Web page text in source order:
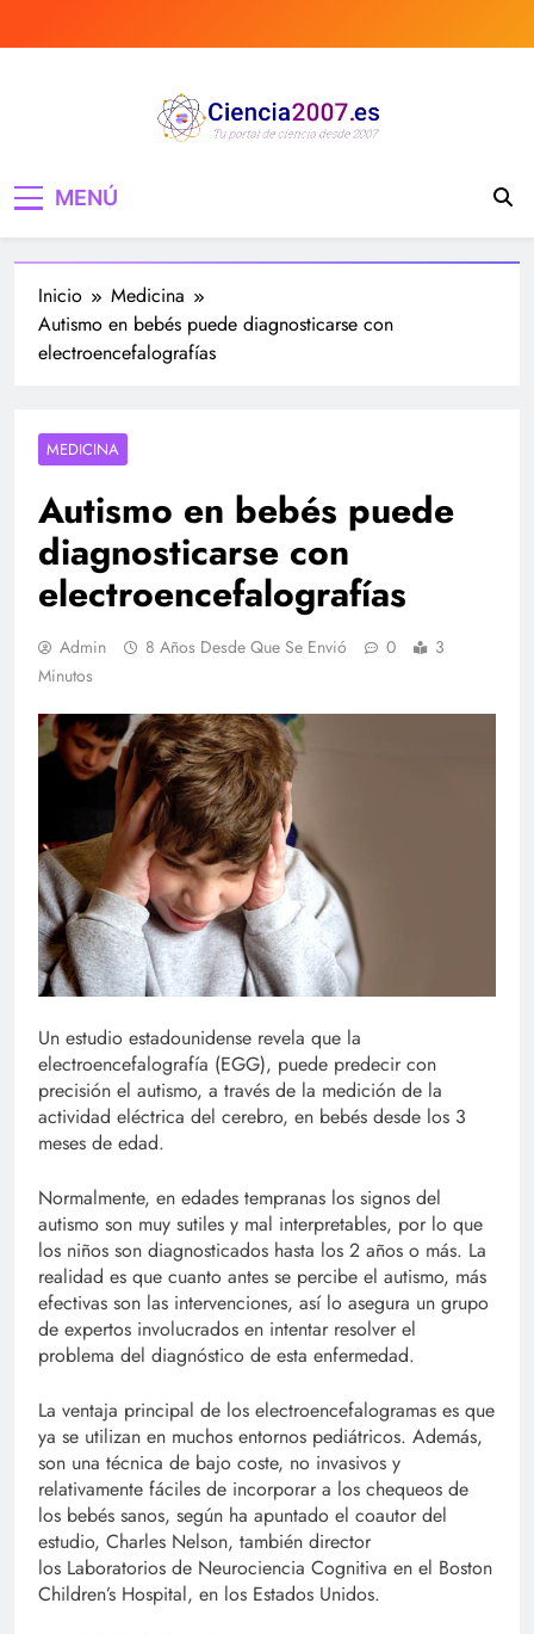
al
de Ciencia, noticias,
estudios, medicina,
investigación…
curiosidades, medicina, investigación y mucho
MENÚ
Inicio
Medicina
Autismo en bebés puede diagnosticarse con
electroencefalografías
MEDICINA
Autismo en bebés puede
diagnosticarse con
electroencefalografías
Admin 8 Años Desde Que Se Envió 0
3
Minutos
Un estudio estadounidense revela que la
electroencefalografía (EGG), puede predecir con
precisión el autismo, a través de la medición de la
actividad eléctrica del cerebro, en bebés desde los 3
meses de edad.
Normalmente, en edades tempranas los signos del
autismo son muy sutiles y mal interpretables, por lo que
los niños son diagnosticados hasta los 2 años o más. La
realidad es que cuanto antes se percibe el autismo, más
efectivas son las intervenciones, así lo asegura un grupo
de expertos involucrados en intentar resolver el
problema del diagnóstico de esta enfermedad.
La ventaja principal de los electroencefalogramas es que
ya se utilizan en muchos entornos pediátricos. Además,
son una técnica de bajo coste, no invasivos y
relativamente fáciles de incorporar a los chequeos de
los bebés sanos, según ha apuntado el coautor del
estudio, Charles Nelson, también director
los Laboratorios de Neurociencia Cognitiva en el Boston
Children’s Hospital, en los Estados Unidos.